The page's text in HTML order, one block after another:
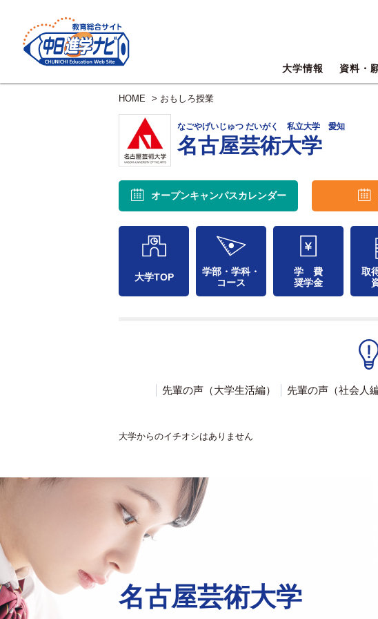
大学情報 資料・
HOME > おもしろ授業
なごやげいじゅつ だいがく 私立大学 愛知
名古屋芸術大学
オープンキャンパスカレンダー
大学TOP
学部・学科・
コース
学 費
奨学金
取
先輩の声（大学生活編） 先輩の声（社会人編
大学からのイチオシはありません
名古屋芸術大学